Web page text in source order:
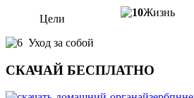
Цели
Жизнь
Уход за собой
СКАЧАЙ БЕСПЛАТНО